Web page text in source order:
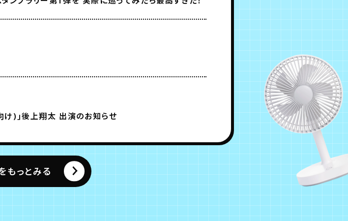
け)｣後上翔太 出演のお知らせ
もっとみる